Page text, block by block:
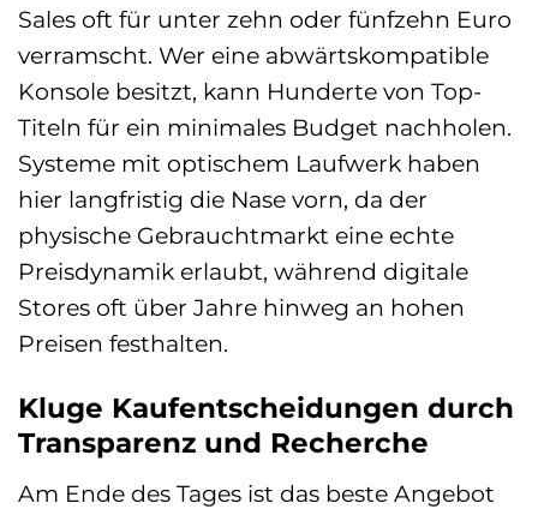
Sales oft für unter zehn oder fünfzehn Euro
verramscht. Wer eine abwärtskompatible
Konsole besitzt, kann Hunderte von Top-
Titeln für ein minimales Budget nachholen.
Systeme mit optischem Laufwerk haben
hier langfristig die Nase vorn, da der
physische Gebrauchtmarkt eine echte
Preisdynamik erlaubt, während digitale
Stores oft über Jahre hinweg an hohen
Preisen festhalten.
Kluge Kaufentscheidungen durch
Transparenz und Recherche
Am Ende des Tages ist das beste Angebot